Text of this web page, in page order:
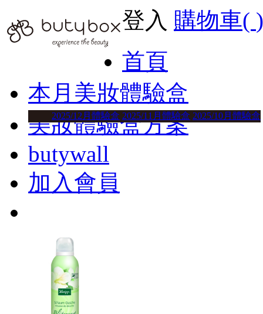
登入 購物車( )
首頁
本月美妝體驗盒
2025/12月體驗盒 2025/11月體驗盒 2025/10月體驗盒
美妝體驗盒方案
butywall
加入會員